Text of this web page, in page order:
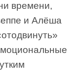
времени,
и Алёша